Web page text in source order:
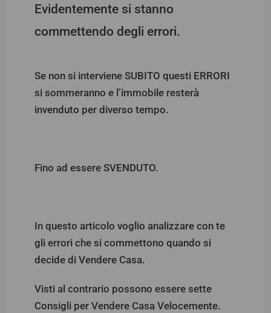
Evidentemente si stanno
commettendo degli errori.
Se non si interviene SUBITO questi ERRORI
si sommeranno e l’immobile resterà
invenduto per diverso tempo.
Fino ad essere SVENDUTO.
In questo articolo voglio analizzare con te
gli errori che si commettono quando si
decide di Vendere Casa.
Visti al contrario possono essere sette
Consigli per Vendere Casa Velocemente.